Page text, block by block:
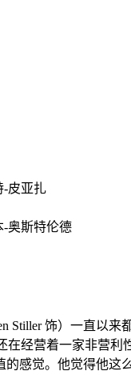
-皮亚扎
-奥斯特伦德
Stiller 饰）一直以来
在经营着一家非营
感觉。他觉得他这